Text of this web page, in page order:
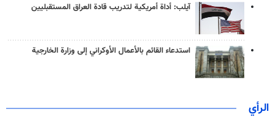
آيلب: أداة أمريكية لتدريب قادة العراق المستقبليين
استدعاء القائم بالأعمال الأوكراني إلى وزارة الخارجية
الرأي